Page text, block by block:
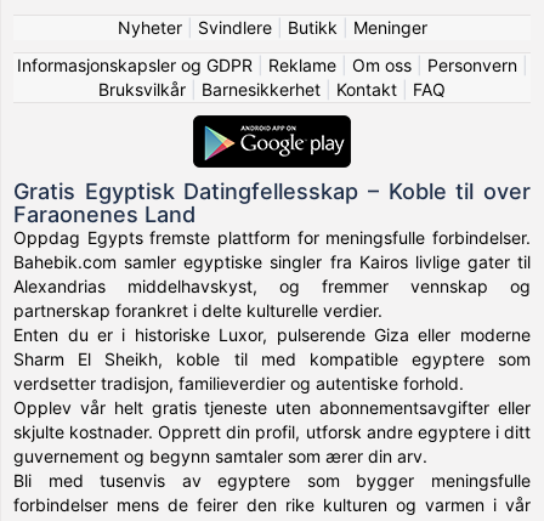
Nyheter| Svindlere| Butikk
Meninger
Informasjonskapsler og GDPR
Reklame| Om oss| Personvern|
Bruksvilkår
Barnesikkerhet Kontakt FAQ
Gratis Egyptisk Datingfellesskap – Koble til over
Faraonenes Land
Oppdag Egypts fremste plattform for meningsfulle forbindelser.
Bahebik.com samler egyptiske singler fra Kairos livlige gater til
Alexandrias middelhavskyst, og fremmer vennskap og
partnerskap forankret i delte kulturelle verdier.
Enten du er i historiske Luxor, pulserende Giza eller moderne
Sharm El Sheikh, koble til med kompatible egyptere som
verdsetter tradisjon, familieverdier og autentiske forhold.
Opplev vår helt gratis tjeneste uten abonnementsavgifter eller
skjulte kostnader. Opprett din profil, utforsk andre egyptere i ditt
guvernement og begynn samtaler som ærer din arv.
Bli med tusenvis av egyptere som bygger meningsfulle
forbindelser mens de feirer den rike kulturen og varmen i vår